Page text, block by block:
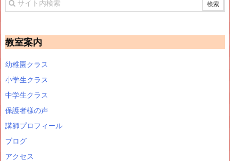
教室案内
幼稚園クラス
小学生クラス
中学生クラス
保護者様の声
講師プロフィール
ブログ
アクセス